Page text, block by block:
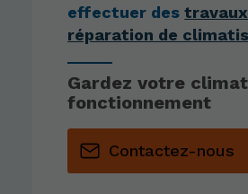
effectuer des
réparation de
Gardez votre
fonctionnement
Contactez-nous